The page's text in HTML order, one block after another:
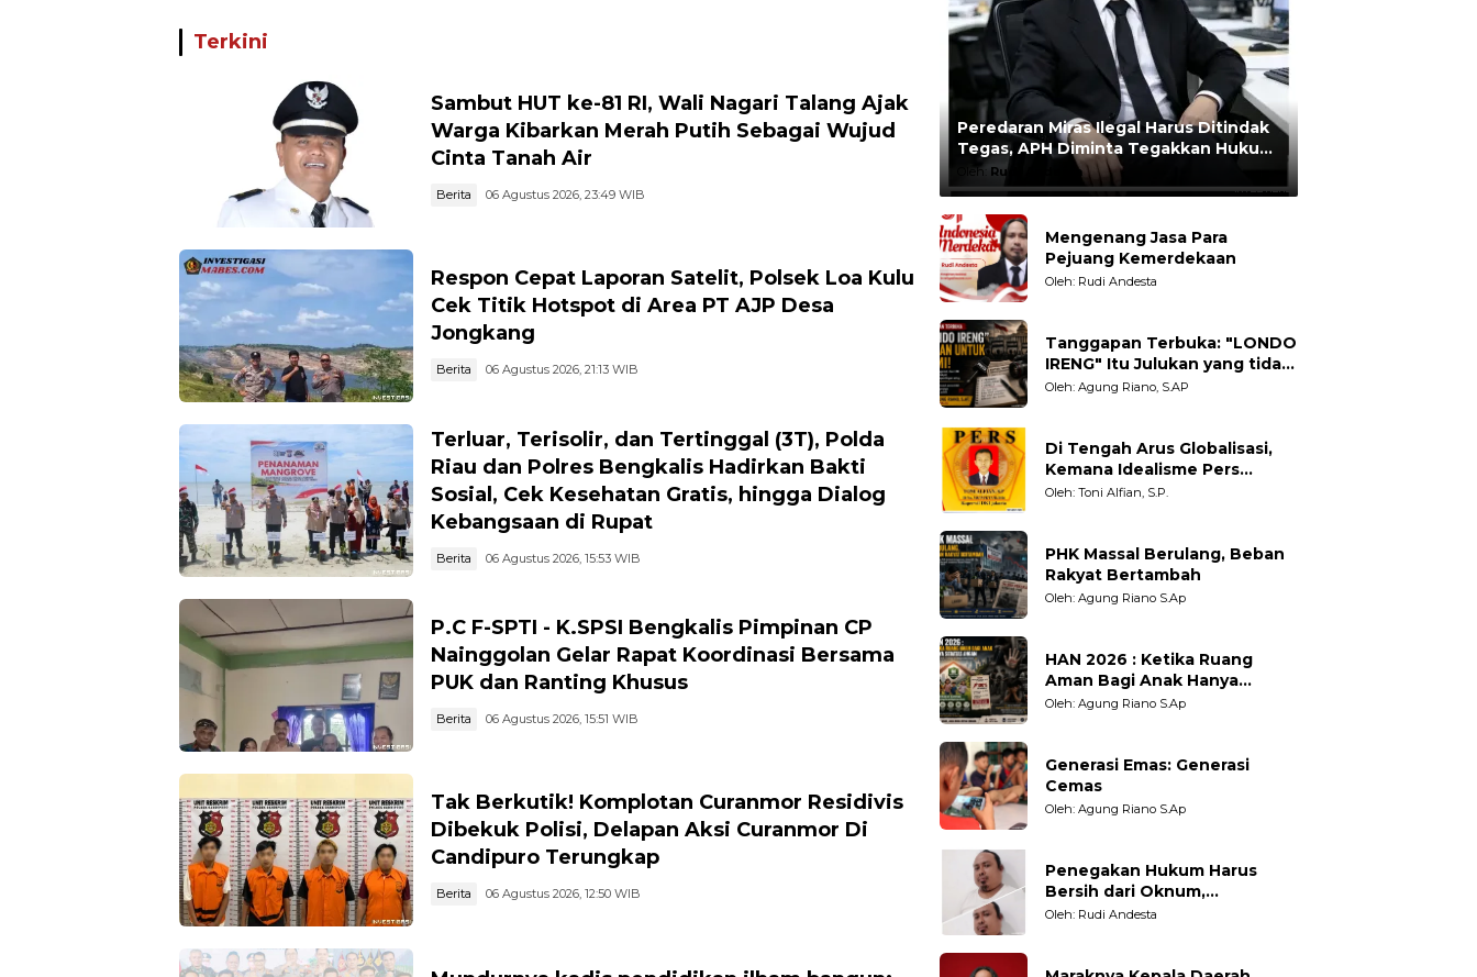
dan Ranting Khusus
Terkini
Sambut HUT ke-81 RI, Wali Nagari Talang Ajak
Warga Kibarkan Merah Putih Sebagai Wujud
Cinta Tanah Air
Berita 06 Agustus 2026, 23:49 WIB
Respon Cepat Laporan Satelit, Polsek Loa Kulu
Cek Titik Hotspot di Area PT AJP Desa
Jongkang
Berita 06 Agustus 2026, 21:13 WIB
Terluar, Terisolir, dan Tertinggal (3T), Polda
Riau dan Polres Bengkalis Hadirkan Bakti
Sosial, Cek Kesehatan Gratis, hingga Dialog
Kebangsaan di Rupat
Berita 06 Agustus 2026, 15:53 WIB
P.C F-SPTI - K.SPSI Bengkalis Pimpinan CP
Nainggolan Gelar Rapat Koordinasi Bersama
PUK dan Ranting Khusus
Berita 06 Agustus 2026, 15:51 WIB
Tak Berkutik! Komplotan Curanmor Residivis
Dibekuk Polisi, Delapan Aksi Curanmor Di
Candipuro Terungkap
Berita 06 Agustus 2026, 12:50 WIB
Peredaran Miras Ilegal Harus Ditindak
Tegas, APH Diminta Tegakkan Hukum
Tanpa Pandang Bulu
Oleh: Rudi Andesta
Mengenang Jasa Para
Pejuang Kemerdekaan
Oleh: Rudi Andesta
Tanggapan Terbuka: "LONDO
IRENG" Itu Julukan yang tidak
Adil untuk Wartawan,
Oleh: Agung Riano, S.AP
Di Tengah Arus Globalisasi,
Kemana Idealisme Pers
Berpihak?
Oleh: Toni Alfian, S.P.
PHK Massal Berulang, Beban
Rakyat Bertambah
Oleh: Agung Riano S.Ap
HAN 2026 : Ketika Ruang
Aman Bagi Anak Hanya
Sebatas Angan
Oleh: Agung Riano S.Ap
Generasi Emas: Generasi
Cemas
Oleh: Agung Riano S.Ap
Penegakan Hukum Harus
Bersih dari Oknum,
Kepercayaan Publik adalah
Oleh: Rudi Andesta